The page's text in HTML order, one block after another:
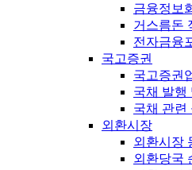
금융정보
거스름돈
전자금융
국고증권
국고증권
국채 발행
국채 관련
외환시장
외환시장
외환당국